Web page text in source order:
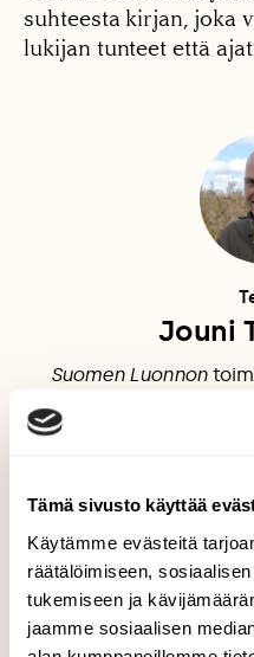
Tämä sivusto käyttää
Käytämme evästeitä
räätälöimiseen,
tukemiseen ja
jaamme sosiaalisen
suhteesta kirjan, joka
lukijan tunteet että
Jouni
Suomen Luonnon
NAOMI KLEIN